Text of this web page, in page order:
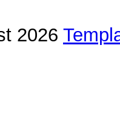
2026